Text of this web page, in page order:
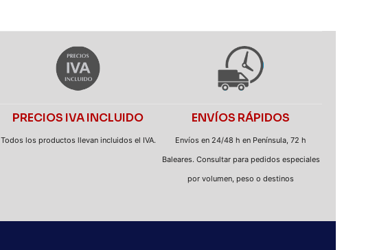
PRECIOS IVA INCLUIDO
Todos los productos llevan incluidos el IVA.
ENVÍOS RÁPIDOS
Envíos en 24/48 h en Península, 72 h
Baleares. Consultar para pedidos especiales
por volumen, peso o destinos